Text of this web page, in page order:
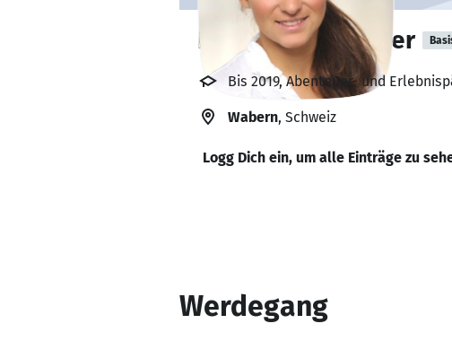
Daniela Rossmayer
Bis 2019, Abenteuer- und
Wabern, Schweiz
Logg Dich ein, um alle Einträge zu
Werdegang